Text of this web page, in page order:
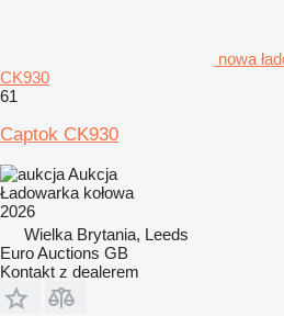
nowa
CK930
61
Captok CK930
Aukcja
Ładowarka kołowa
2026
Wielka Brytania, Leeds
Euro Auctions GB
Kontakt z dealerem